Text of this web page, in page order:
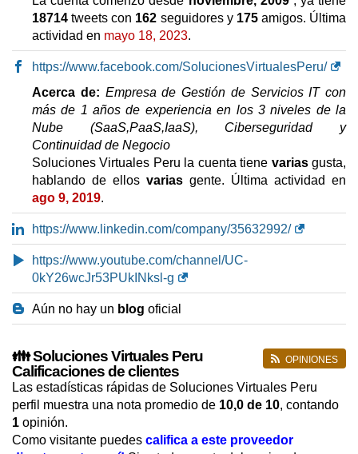
18714 tweets con 162 seguidores y 175amigos. Última
actividad en mayo 18, 2023.
https://www.facebook.com/SolucionesVirtualesPeru/
Acerca de: Empresa de Gestión de Servicios IT con
más de 1 años de experiencia en los 3 niveles de la
Nube (SaaS,PaaS,IaaS), Ciberseguridad y
Continuidad de Negocio
Soluciones Virtuales Peru la cuenta tiene variasgusta,
hablando de ellos varias gente. Última actividad en
ago 9, 2019.
https://www.linkedin.com/company/35632992/
https://www.youtube.com/channel/UC-
0kY26wcJr53PUkINksl-g
Aún no hay un blog oficial
OPINIONES
👪 Soluciones Virtuales Peru
Calificaciones de clientes
Las estadísticas rápidas de Soluciones Virtuales Peru
perfil muestra una nota promedio de 10,0 de 10, contando
1 opinión.
Como visitante puedes califica a este proveedor